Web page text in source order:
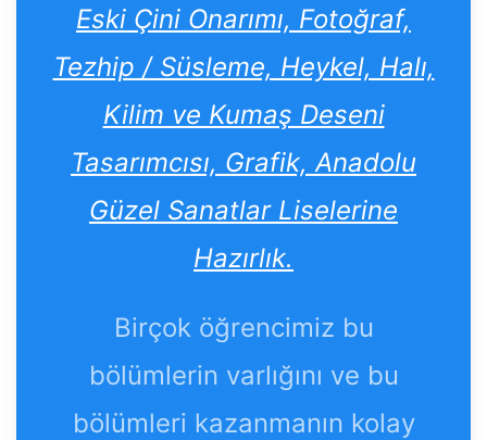
Eski Çini Onarımı, Fotoğraf,
Tezhip / Süsleme, Heykel, Halı,
Kilim ve Kumaş Deseni
Tasarımcısı, Grafik, Anadolu
Güzel Sanatlar Liselerine
Hazırlık.
Birçok öğrencimiz bu
bölümlerin varlığını ve bu
bölümleri kazanmanın kolay